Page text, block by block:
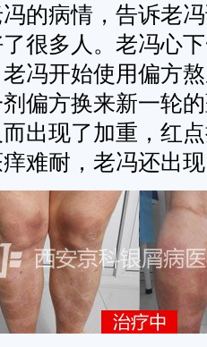
的病情，告诉老
很多人。老冯心
冯开始使用偏方
偏方换来新一轮
出现了加重，红
难耐，老冯还出